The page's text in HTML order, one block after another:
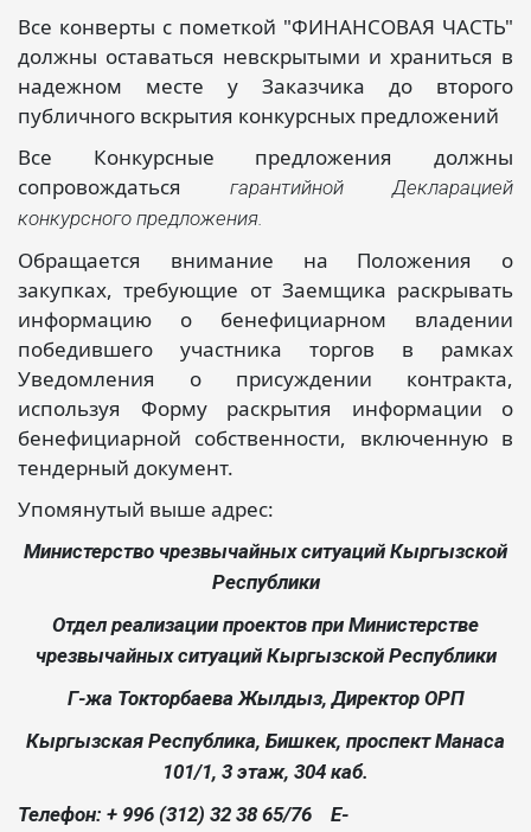
Все конверты с пометкой "ФИНАНСОВАЯ ЧАСТЬ"
должны оставаться невскрытыми и храниться в
надежном месте у Заказчика до второго
публичного вскрытия конкурсных предложений
Все Конкурсные предложения должны
сопровождаться гарантийной Декларацией
конкурсного предложения.
Обращается внимание на Положения о
закупках, требующие от Заемщика раскрывать
информацию о бенефициарном владении
победившего участника торгов в рамках
Уведомления о присуждении контракта,
используя Форму раскрытия информации о
бенефициарной собственности, включенную в
тендерный документ.
Упомянутый выше адрес:
Министерство чрезвычайных ситуаций Кыргызской
Республики
Отдел реализации проектов при Министерстве
чрезвычайных ситуаций Кыргызской Республики
Г-жа Токторбаева Жылдыз, Директор ОРП
Кыргызская Республика, Бишкек, проспект Манаса
101/1, 3 этаж, 304 каб.
Телефон: + 996 (312) 32 38 65/76 E-